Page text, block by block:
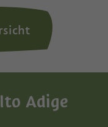
Adige